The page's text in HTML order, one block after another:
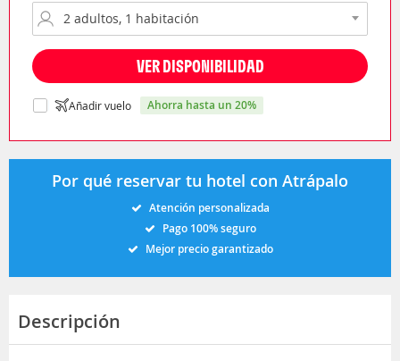
VER DISPONIBILIDAD
Añadir vuelo ahorra hasta un 20%
Por qué reservar tu hotel con Atrápalo
Atención personalizada
Pago 100% seguro
Mejor precio garantizado
Descripción